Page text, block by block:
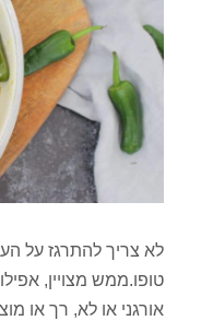
לא צריך להתרגז על
טופו.ממש מצויין,
אורגני או לא, רך או